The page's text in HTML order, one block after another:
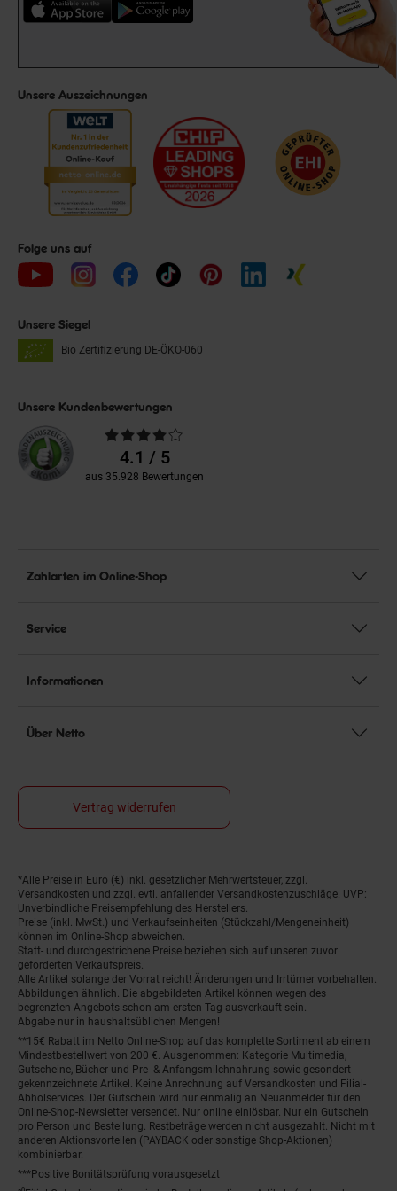
Unsere Auszeichnungen
Folge uns auf
Unsere Siegel
Bio Zertifizierung DE-ÖKO-060
Unsere Kundenbewertungen
Durchschnittliche
Bewertungen4.1 / 5
aus 35.928 Bewertungen
Zahlarten im Online-Shop
Service
Informationen
Über Netto
Vertrag widerrufen
Fußnoten
*Alle Preise in Euro (€) inkl. gesetzlicher Mehrwertsteuer, zzgl.
Versandkosten und zzgl. evtl. anfallender Versandkostenzuschläge. UVP:
Unverbindliche Preisempfehlung des Herstellers.
Preise (inkl. MwSt.) und Verkaufseinheiten (Stückzahl/Mengeneinheit)
können im Online-Shop abweichen.
Statt- und durchgestrichene Preise beziehen sich auf unseren zuvor
geforderten Verkaufspreis.
Alle Artikel solange der Vorrat reicht! Änderungen und Irrtümer vorbehalten.
Abbildungen ähnlich. Die abgebildeten Artikel können wegen des
begrenzten Angebots schon am ersten Tag ausverkauft sein.
Abgabe nur in haushaltsüblichen Mengen!
**15€ Rabatt im Netto Online-Shop auf das komplette Sortiment ab einem
Mindestbestellwert von 200 €. Ausgenommen: Kategorie Multimedia,
Gutscheine, Bücher und Pre- & Anfangsmilchnahrung sowie gesondert
gekennzeichnete Artikel. Keine Anrechnung auf Versandkosten und Filial-
Abholservices. Der Gutschein wird nur einmalig an Neuanmelder für den
Online-Shop-Newsletter versendet. Nur online einlösbar. Nur ein Gutschein
pro Person und Bestellung. Restbeträge werden nicht ausgezahlt. Nicht mit
anderen Aktionsvorteilen (PAYBACK oder sonstige Shop-Aktionen)
kombinierbar.
***Positive Bonitätsprüfung vorausgesetzt